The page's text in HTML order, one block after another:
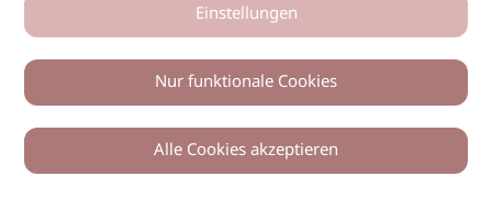
0
Einstellungen
Nur funktionale Cookies
Alle Cookies akzeptieren